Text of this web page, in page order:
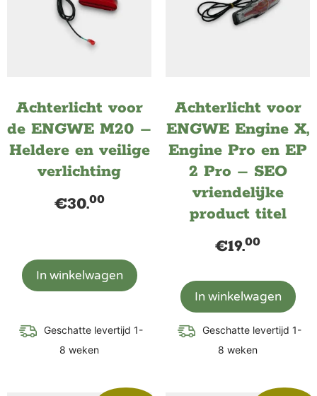
Achterlicht voor
de ENGWE M20 –
Heldere en veilige
verlichting
€30.00
In winkelwagen
Geschatte levertijd 1-
8 weken
Achterlicht voor
ENGWE Engine X,
Engine Pro en EP
2 Pro – SEO
vriendelijke
product titel
€19.00
In winkelwagen
Geschatte levertijd 1-
8 weken